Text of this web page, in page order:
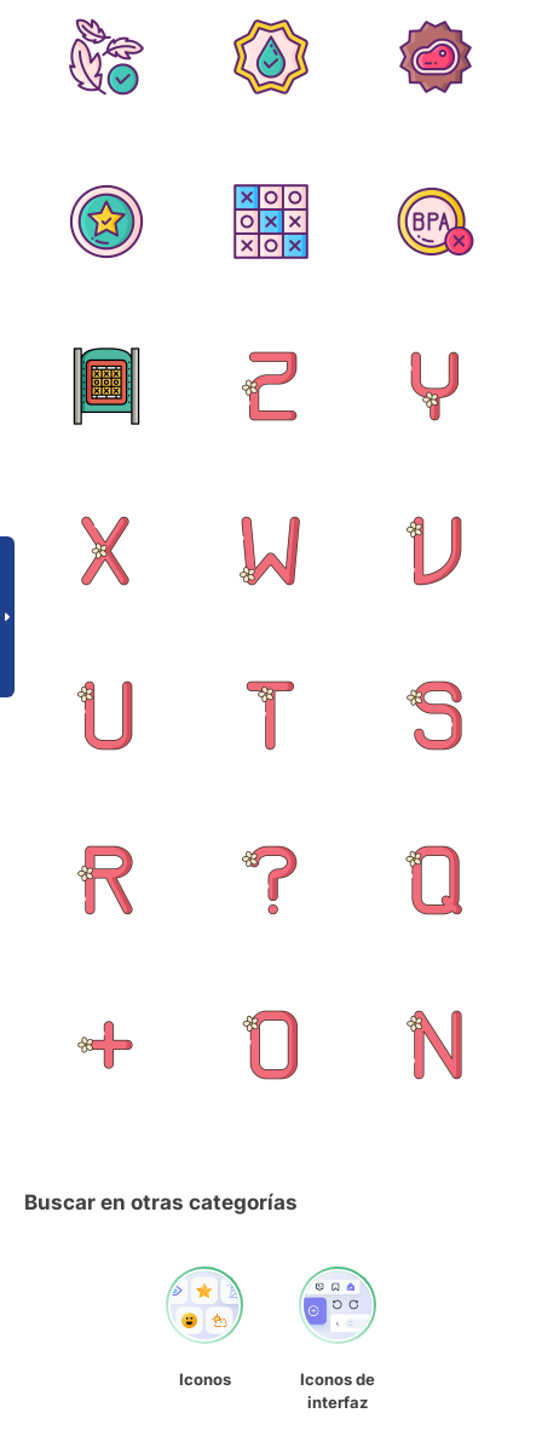
Buscar en otras categorías
Iconos
Iconos de
interfaz